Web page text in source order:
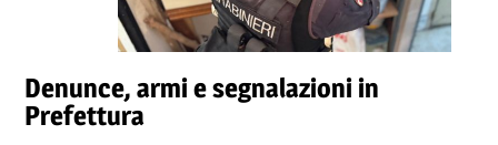
Denunce, armi e segnalazioni in
Prefettura